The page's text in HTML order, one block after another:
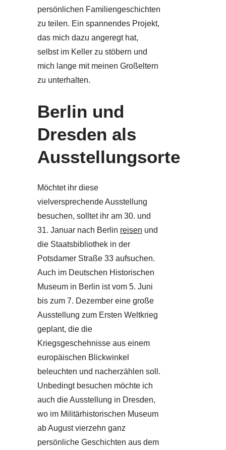
persönlichen Familiengeschichten
zu teilen. Ein spannendes Projekt,
das mich dazu angeregt hat,
selbst im Keller zu stöbern und
mich lange mit meinen Großeltern
zu unterhalten.
Berlin und
Dresden als
Ausstellungsorte
Möchtet ihr diese
vielversprechende Ausstellung
besuchen, solltet ihr am 30. und
31. Januar nach Berlin reisen und
die Staatsbibliothek in der
Potsdamer Straße 33 aufsuchen.
Auch im Deutschen Historischen
Museum in Berlin ist vom 5. Juni
bis zum 7. Dezember eine große
Ausstellung zum Ersten Weltkrieg
geplant, die die
Kriegsgeschehnisse aus einem
europäischen Blickwinkel
beleuchten und nacherzählen soll.
Unbedingt besuchen möchte ich
auch die Ausstellung in Dresden,
wo im Militärhistorischen Museum
ab August vierzehn ganz
persönliche Geschichten aus dem